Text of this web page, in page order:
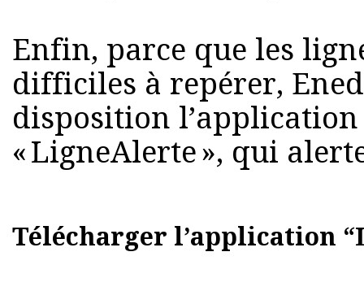
Enfin, parce que les
difficiles à repérer,
disposition
« LigneAlerte », qui
Télécharger l’application